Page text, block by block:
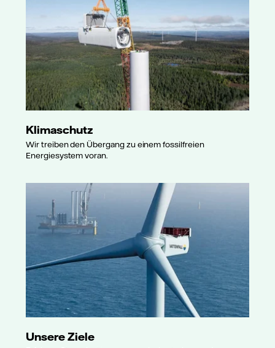
Klimaschutz
Wir treiben den Übergang zu einem fossilfreien
Energiesystem voran.
Unsere Ziele